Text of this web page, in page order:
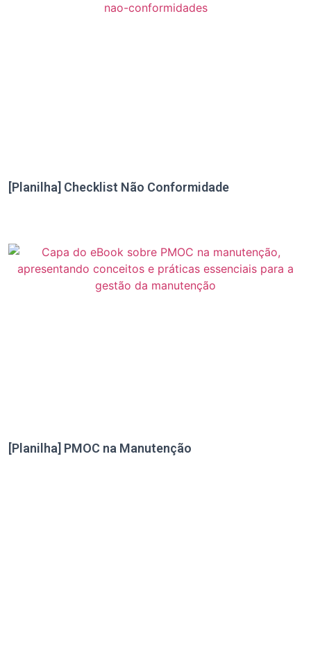
[Planilha] Checklist Não Conformidade
[Planilha] PMOC na Manutenção